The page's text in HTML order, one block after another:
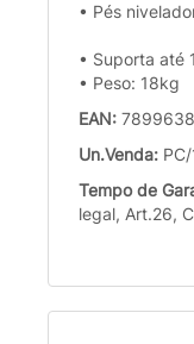
• Pés
• Suporta até
• Peso: 18kg
EAN:
Un.Venda: PC/
Tempo de
legal, Art.26,